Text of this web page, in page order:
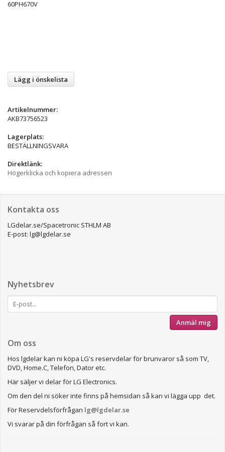
60PH670V
Lägg i önskelista
Artikelnummer:
AKB73756523
Lagerplats:
BESTÄLLNINGSVARA
Direktlänk:
Högerklicka och kopiera adressen
Kontakta oss
LGdelar.se/Spacetronic STHLM AB
E-post: lg@lgdelar.se
Nyhetsbrev
Anmäl mig
Om oss
Hos lgdelar kan ni köpa LG's reservdelar för brunvaror så som TV,
DVD, Home.C, Telefon, Dator etc.
Här säljer vi delar för LG Electronics.
Om den del ni söker inte finns på hemsidan så kan vi lägga upp det.
För Reservdelsförfrågan lg@lgdelar.se
Vi svarar på din förfrågan så fort vi kan.